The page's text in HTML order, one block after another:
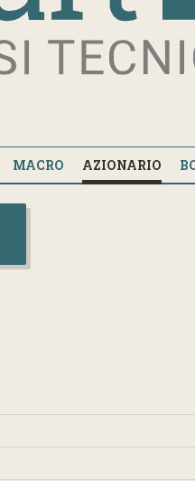
MACRO AZIONARIO